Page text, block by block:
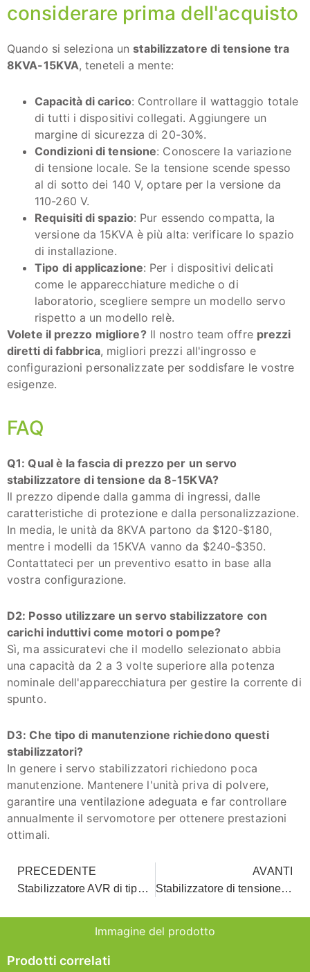
Immagine del prodotto
considerare prima dell'acquisto
Quando si seleziona unstabilizzatore di tensione tra
8KVA-15KVA, teneteli a mente:
Capacità di carico: Controllare il wattaggio totale
di tutti i dispositivi collegati. Aggiungere un
margine di sicurezza di 20-30%.
Condizioni di tensione: Conoscere la variazione
di tensione locale. Se la tensione scende spesso
al di sotto dei 140 V, optare per la versione da
110-260 V.
Requisiti di spazio: Pur essendo compatta, la
versione da 15KVA è più alta: verificare lo spazio
di installazione.
Tipo di applicazione: Per i dispositivi delicati
come le apparecchiature mediche o di
laboratorio, scegliere sempre un modello servo
rispetto a un modello relè.
Volete il prezzo migliore?Il nostro team offre prezzi
diretti di fabbrica, migliori prezzi all'ingrosso e
configurazioni personalizzate per soddisfare le vostre
esigenze.
FAQ
Q1: Qual è la fascia di prezzo per un servo
stabilizzatore di tensione da 8-15KVA?
Il prezzo dipende dalla gamma di ingressi, dalle
caratteristiche di protezione e dalla personalizzazione.
In media, le unità da 8KVA partono da $120-$180,
mentre i modelli da 15KVA vanno da $240-$350.
Contattateci per un preventivo esatto in base alla
vostra configurazione.
D2: Posso utilizzare un servo stabilizzatore con
carichi induttivi come motori o pompe?
Sì, ma assicuratevi che il modello selezionato abbia
una capacità da 2 a 3 volte superiore alla potenza
nominale dell'apparecchiatura per gestire la corrente di
spunto.
D3: Che tipo di manutenzione richiedono questi
stabilizzatori?
In genere i servo stabilizzatori richiedono poca
manutenzione. Mantenere l'unità priva di polvere,
garantire una ventilazione adeguata e far controllare
annualmente il servomotore per ottenere prestazioni
ottimali.
PRECEDENTE
Stabilizzatore AVR di tipo servo per tutta la casa
AVANTI
Stabilizzatore di tensione automatico servoassistito SVC di tipo verticale per la casa e l'ufficio
Prodotti correlati